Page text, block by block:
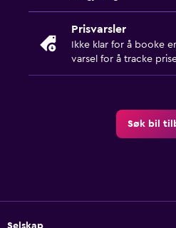
Prisvarsler
Ikke klar for å booke
varsel for å tracke
Søk bil